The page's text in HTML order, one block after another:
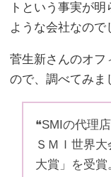
トという事実が
ような会社なので
菅生新さんのオフ
ので、調べてみま
❝SMIの代理
ＳＭＩ世界
大賞」を受賞